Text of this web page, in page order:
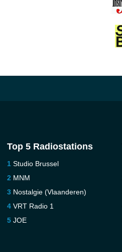
Top 5 Radiostations
Studio Brussel
MNM
Nostalgie (Vlaanderen)
VRT Radio 1
JOE